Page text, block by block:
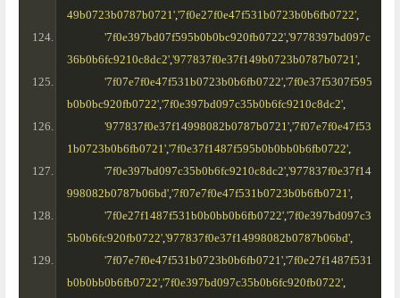
49b0723b0787b0721','7f0e27f0e47f531b0723b0b6fb0722',
'7f0e397bd07f595b0b0bc920fb0722','9778397bd097c
36b0b6fc9210c8dc2','977837f0e37f149b0723b0787b0721',
'7f07e7f0e47f531b0723b0b6fb0722','7f0e37f5307f595
b0b0bc920fb0722','7f0e397bd097c35b0b6fc9210c8dc2',
'977837f0e37f14998082b0787b0721','7f07e7f0e47f53
1b0723b0b6fb0721','7f0e37f1487f595b0b0bb0b6fb0722',
'7f0e397bd097c35b0b6fc9210c8dc2','977837f0e37f14
998082b0787b06bd','7f07e7f0e47f531b0723b0b6fb0721',
'7f0e27f1487f531b0b0bb0b6fb0722','7f0e397bd097c3
5b0b6fc920fb0722','977837f0e37f14998082b0787b06bd',
'7f07e7f0e47f531b0723b0b6fb0721','7f0e27f1487f531
b0b0bb0b6fb0722','7f0e397bd097c35b0b6fc920fb0722',